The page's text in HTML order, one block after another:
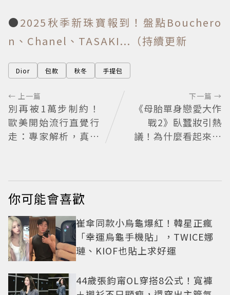
●2025秋季新珠寶報到！盤點Bouchero
n、Chanel、TASAKI...（持續更新
Dior 包款 秋冬 手提包
← 上一篇
別再被1萬步制約！
歐美開始流行直覺行
走：專家解析，真正
下一篇 →
《母胎單身戀愛大作
戰2》臥蠶妝引熱
議！為什麼看起來這
你可能會喜歡
崔傘同款小烏龜爆紅！韓星正瘋
「幸運烏龜手機貼」，TWICE娜
璉、KIOF也貼上求好運
44歲張鈞甯OL穿搭8公式！寬褲